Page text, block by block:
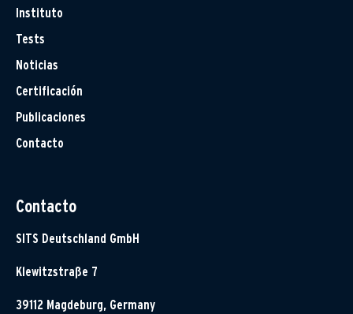
Instituto
Tests
Noticias
Certificación
Publicaciones
Contacto
Contacto
SITS Deutschland GmbH
Klewitzstraße 7
39112 Magdeburg, Germany